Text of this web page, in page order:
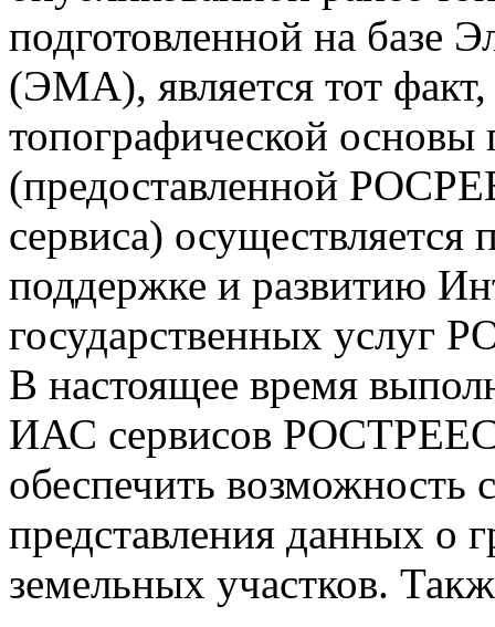
подготовленной на базе
(ЭМА), является тот факт,
топографической основы
(предоставленной
сервиса) осуществляется
поддержке и развитию
государственных услуг
В настоящее время
ИАС сервисов
обеспечить возможность
представления данных о
земельных участков.